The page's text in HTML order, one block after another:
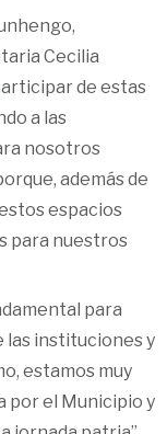
Cecilia
de estas
a las
nosotros
además de
espacios
para nuestros
para
instituciones y
estamos muy
por el Municipio y